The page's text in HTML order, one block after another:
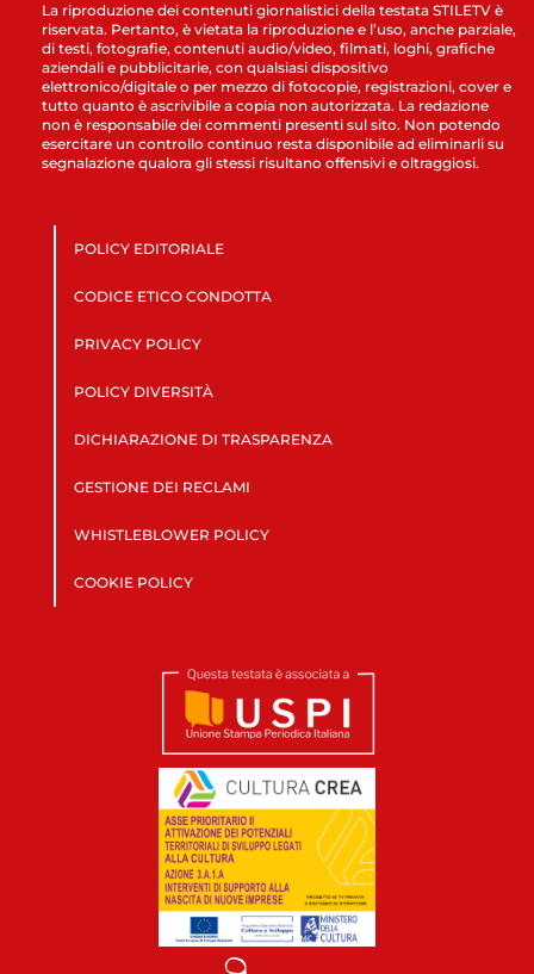
La riproduzione dei contenuti giornalistici della testata STILETV è
riservata. Pertanto, è vietata la riproduzione e l’uso, anche parziale,
di testi, fotografie, contenuti audio/video, filmati, loghi, grafiche
aziendali e pubblicitarie, con qualsiasi dispositivo
elettronico/digitale o per mezzo di fotocopie, registrazioni, cover e
tutto quanto è ascrivibile a copia non autorizzata. La redazione
non è responsabile dei commenti presenti sul sito. Non potendo
esercitare un controllo continuo resta disponibile ad eliminarli su
segnalazione qualora gli stessi risultano offensivi e oltraggiosi.
POLICY EDITORIALE
CODICE ETICO CONDOTTA
PRIVACY POLICY
POLICY DIVERSITÀ
DICHIARAZIONE DI TRASPARENZA
GESTIONE DEI RECLAMI
WHISTLEBLOWER POLICY
COOKIE POLICY